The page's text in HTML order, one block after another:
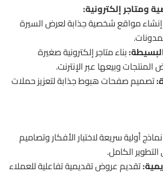
إلكترونية:
مواقع شخصية جذابة لعرض السيرة
البسيطة:بناء متاجر إلكترونية صغيرة
وبيعها عبر الإنترنت.
تصميم صفحات هبوط جذابة لتعزيز حملات
أولية سريعة لاختبار الأفكار وتصاميم
الكامل.
تقديم عروض تقديمية تفاعلية للعملاء